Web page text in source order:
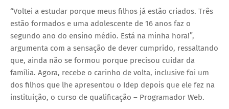
“Voltei a estudar porque meus filhos já estão criados. Três
estão formados e uma adolescente de 16 anos faz o
segundo ano do ensino médio. Está na minha hora!”,
argumenta com a sensação de dever cumprido, ressaltando
que, ainda não se formou porque precisou cuidar da
família. Agora, recebe o carinho de volta, inclusive foi um
dos filhos que lhe apresentou o Idep depois que ele fez na
instituição, o curso de qualificação – Programador Web.